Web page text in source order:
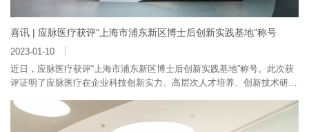
喜讯 | 应脉医疗获评“上海市浦东新区博士后创新实践基地”称号
2023-01-10
近日，应脉医疗获评“上海市浦东新区博士后创新实践基地”称号。此次获
评证明了应脉医疗在企业科技创新实力、高层次人才培养、创新技术研发
通过高层次研究型人才的培养，促进公司在结构性心脏病和外周血管介入
治疗领域的技术积累，最终形成自主技术、创新专利和研究团队，助力应